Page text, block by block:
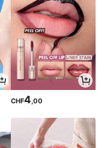
CHF4,00